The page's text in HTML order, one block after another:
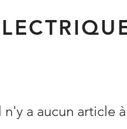
n'y a aucun article